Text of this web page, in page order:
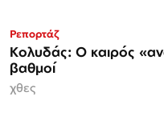
Ρεπορτάζ
Κολυδάς: Ο καιρός
βαθμοί
χθες